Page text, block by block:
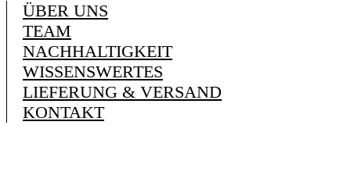
ÜBER UNS
TEAM
NACHHALTIGKEIT
WISSENSWERTES
LIEFERUNG & VERSAND
KONTAKT